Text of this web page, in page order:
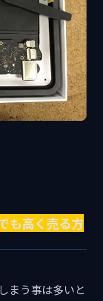
も高く売る方
まう事は多いと